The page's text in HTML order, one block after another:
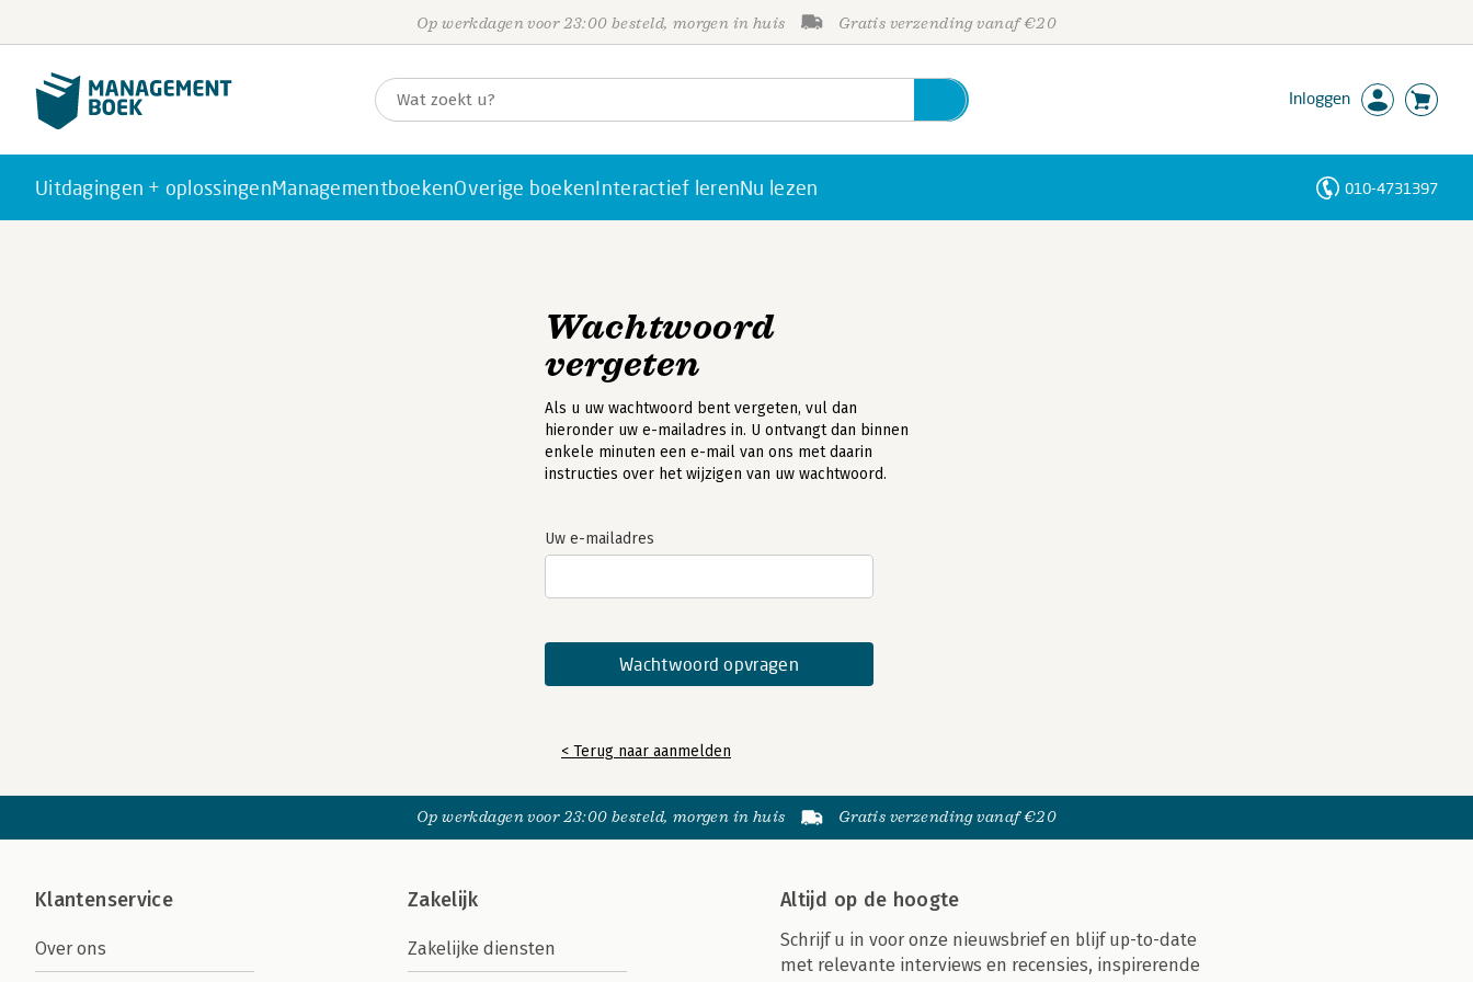
Op werkdagen voor 23:00 besteld, morgen in huis Gratis verzending vanaf €20
Inloggen
Uitdagingen + oplossingenManagementboekenOverige boekenInteractief lerenNu lezen 010-4731397
Wachtwoord
vergeten
Als u uw wachtwoord bent vergeten, vul dan
hieronder uw e-mailadres in. U ontvangt dan binnen
enkele minuten een e-mail van ons met daarin
instructies over het wijzigen van uw wachtwoord.
Uw e-mailadres
< Terug naar aanmelden
Op werkdagen voor 23:00 besteld, morgen in huis Gratis verzending vanaf €20
Klantenservice
Over ons
Zakelijk
Zakelijke diensten
Altijd op de hoogte
Schrijf u in voor onze nieuwsbrief en blijf up-to-date
met relevante interviews en recensies, inspirerende
Personen